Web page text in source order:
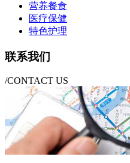
营养餐食
医疗保健
特色护理
联系我们
/CONTACT US